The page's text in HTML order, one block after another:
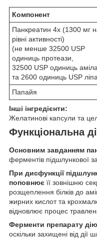
Компонент
Панкреатин 4x (1300 мг
рівні активності)
(не менше 32500 USP
одиниць протеази,
32500 USP одиниць
та 2600 одиниць USP
Папайя
Інші інгредієнти:
Желатинові капсули та
Функціональна
Основним завданням
ферментів підшлункової
При дисфункції
поповнює її зовнішню
розщеплення білків до
жирних кислот та
відновлює процес
Ферменти препарату
оскільки захищені від дії